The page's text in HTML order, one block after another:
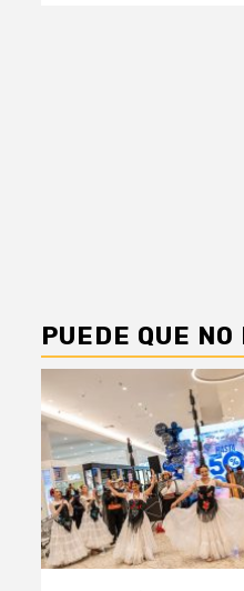
PUEDE QUE